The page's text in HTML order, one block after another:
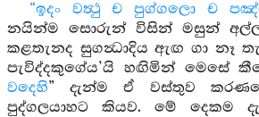
“ඉදං වත්‍ථු ච පුග්ගලො ච
නයින්ම සොරුන් විසින් මසුන්
කළතැනද සුගන්‍ධාදිය ඇඟ ගා නෑ
පැවිද්දකුගේය’යි හඟිමින් මෙසේ
වදෙහි” දැන්ම ඒ වස්තුව
පුද්ගලයාහට කියව. මේ දෙකම